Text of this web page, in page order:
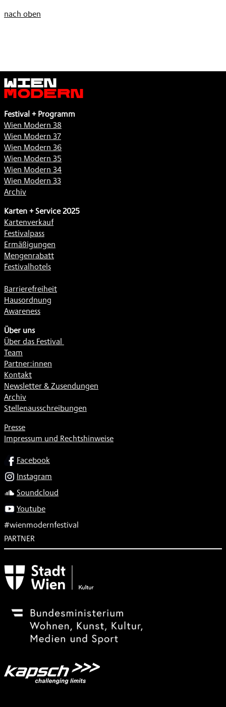
nach oben
Wien
Modern
Festival + Programm
Wien Modern 38
Wien Modern 37
Wien Modern 36
Wien Modern 35
Wien Modern 34
Wien Modern 33
Archiv
Karten + Service 2025
Kartenverkauf
Festivalpass
Ermäßigungen
Mengenrabatt
Festivalhotels
Barrierefreiheit
Hausordnung
Awareness
Über uns
Über das Festival
Team
Partner:innen
Kontakt
Newsletter & Zusendungen
Archiv
Stellenausschreibungen
Presse
Impressum und Rechtshinweise
SOCIALFacebook
Instagram
Soundcloud
Youtube
#wienmodernfestival
PARTNER
Subventionsgeber